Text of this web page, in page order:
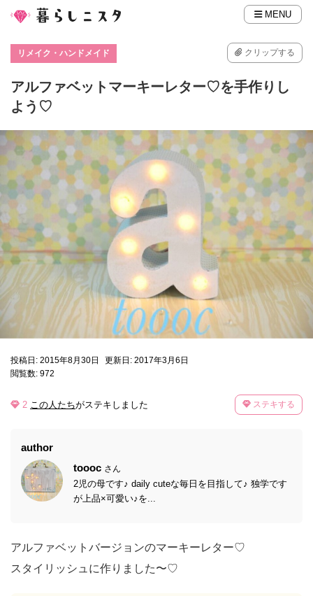
MENU
リメイク・ハンドメイド クリップする
アルファベットマーキーレター♡を手作りし
よう♡
投稿日: 2015年8月30日
更新日: 2017年3月6日
閲覧数: 972
2 この人たちがステキしました ステキする
author
toooc さん
2児の母です♪ daily cuteな毎日を目指して♪ 独学です
が上品×可愛い♪を...
アルファベットバージョンのマーキーレター♡
スタイリッシュに作りました〜♡